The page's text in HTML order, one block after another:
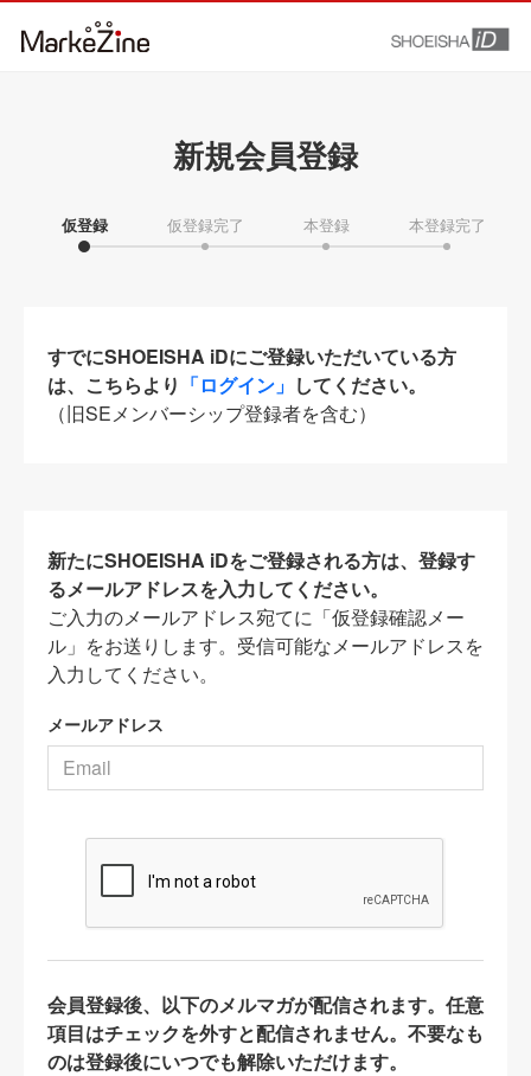
新規会員登録
仮登録 仮登録完了 本登録 本登録完了
すでにSHOEISHA iDにご登録いただいている方
は、こちらより 「ログイン」 してください。
（旧SEメンバーシップ登録者を含む）
新たにSHOEISHA iDをご登録される方は、登録す
るメールアドレスを入力してください。
ご入力のメールアドレス宛てに「仮登録確認メー
ル」をお送りします。受信可能なメールアドレスを
入力してください。
メールアドレス
会員登録後、以下のメルマガが配信されます。任意
項目はチェックを外すと配信されません。不要なも
のは登録後にいつでも解除いただけます。